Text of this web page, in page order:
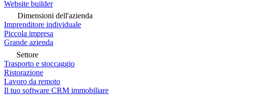
Website builder
Dimensioni dell'azienda
Imprenditore individuale
Piccola impresa
Grande azienda
Settore
Trasporto e stoccaggio
Ristorazione
Lavoro da remoto
Il tuo software CRM immobiliare